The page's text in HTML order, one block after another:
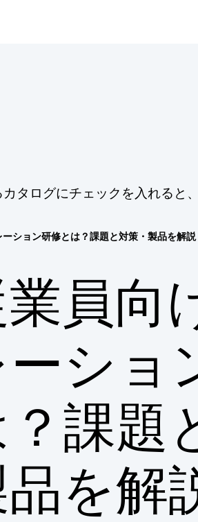
タログにチェックを入れると
ション研修とは？課題と対策・製品を解説
員向
ーショ
課題
を解